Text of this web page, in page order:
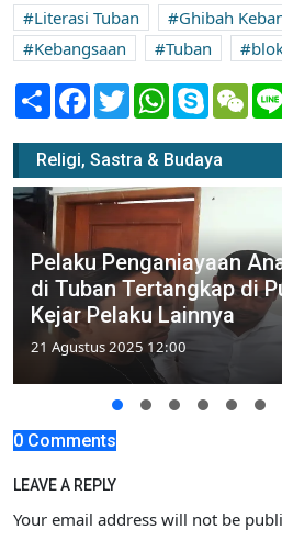
Literasi Tuban
Ghibah
Kebangsaan
Tuban
Share Facebook
TwitterWhatsApp
Skype
Religi, Sastra & Budaya
Pelaku Penganiayaan
di Tuban Tertangkap di
Kejar Pelaku Lainnya
21 Agustus 2025 12:00
0 Comments
LEAVE A REPLY
Your email address will not be